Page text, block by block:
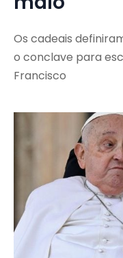
Os cadeais
o conclave para
Francisco